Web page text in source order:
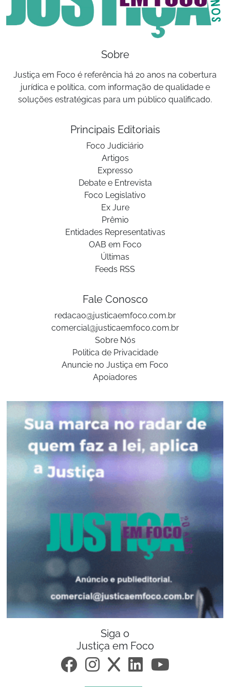
Sobre
Justiça em Foco é referência há 20 anos na cobertura
jurídica e política, com informação de qualidade e
soluções estratégicas para um público qualificado.
Principais Editoriais
Foco Judiciário
Artigos
Expresso
Debate e Entrevista
Foco Legislativo
Ex Jure
Prêmio
Entidades Representativas
OAB em Foco
Últimas
Feeds RSS
Fale Conosco
redacao@justicaemfoco.com.br
comercial@justicaemfoco.com.br
Sobre Nós
Politica de Privacidade
Anuncie no Justiça em Foco
Apoiadores
Siga o
Justiça em Foco